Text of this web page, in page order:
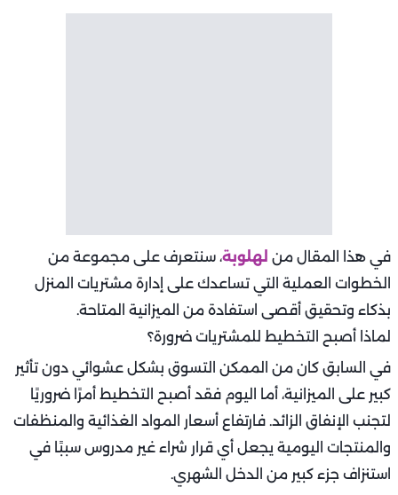
في هذا المقال من لهلوبة، سنتعرف على مجموعة من
الخطوات العملية التي تساعدك على إدارة مشتريات المنزل
بذكاء وتحقيق أقصى استفادة من الميزانية المتاحة.
لماذا أصبح التخطيط للمشتريات ضرورة؟
في السابق كان من الممكن التسوق بشكل عشوائي دون تأثير
كبير على الميزانية، أما اليوم فقد أصبح التخطيط أمرًا ضروريًا
لتجنب الإنفاق الزائد. فارتفاع أسعار المواد الغذائية والمنظفات
والمنتجات اليومية يجعل أي قرار شراء غير مدروس سببًا في
استنزاف جزء كبير من الدخل الشهري.